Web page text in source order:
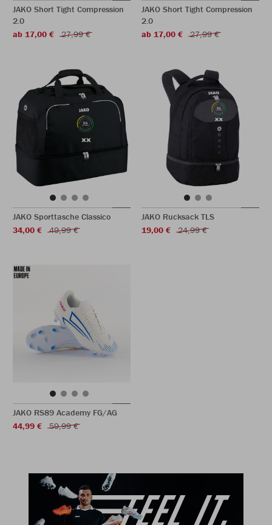
JAKO Short Tight Compression
2.0
ab 17,00 €
27,99 €
JAKO Short Tight Compression
2.0
ab 17,00 €
27,99 €
JAKO Sporttasche Classico
34,00 €
49,99 €
JAKO Rucksack TLS
19,00 €
24,99 €
JAKO RS89 Academy FG/AG
44,99 €
59,99 €